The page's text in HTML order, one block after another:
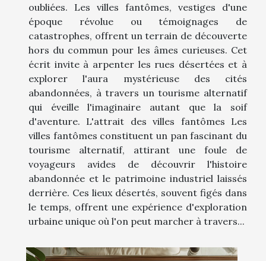
oubliées. Les villes fantômes, vestiges d'une
époque révolue ou témoignages de
catastrophes, offrent un terrain de découverte
hors du commun pour les âmes curieuses. Cet
écrit invite à arpenter les rues désertées et à
explorer l'aura mystérieuse des cités
abandonnées, à travers un tourisme alternatif
qui éveille l'imaginaire autant que la soif
d'aventure. L'attrait des villes fantômes Les
villes fantômes constituent un pan fascinant du
tourisme alternatif, attirant une foule de
voyageurs avides de découvrir l'histoire
abandonnée et le patrimoine industriel laissés
derrière. Ces lieux désertés, souvent figés dans
le temps, offrent une expérience d'exploration
urbaine unique où l'on peut marcher à travers...